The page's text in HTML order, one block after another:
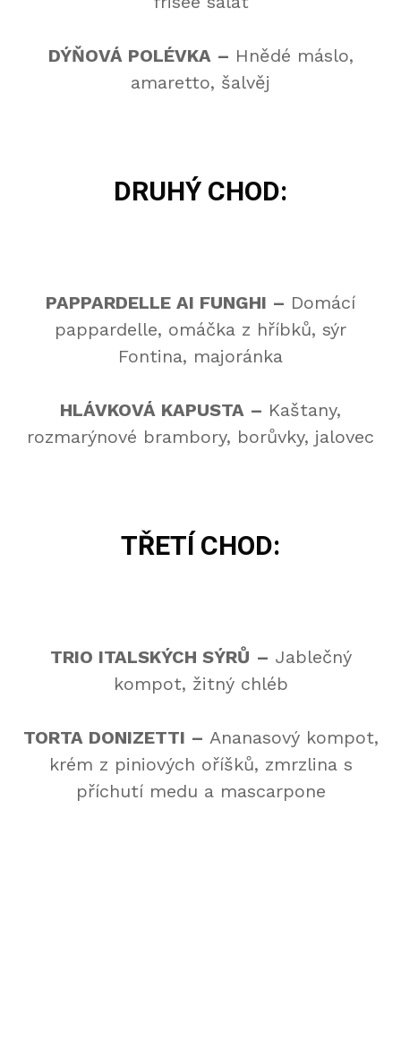
DÝŇOVÁ POLÉVKA – Hnědé máslo,
amaretto, šalvěj
DRUHÝ CHOD:
PAPPARDELLE AI FUNGHI – Domácí
pappardelle, omáčka z hříbků, sýr
Fontina, majoránka
HLÁVKOVÁ KAPUSTA – Kaštany,
rozmarýnové brambory, borůvky, jalovec
TŘETÍ CHOD:
TRIO ITALSKÝCH SÝRŮ – Jablečný
kompot, žitný chléb
TORTA DONIZETTI – Ananasový kompot,
krém z piniových oříšků, zmrzlina s
příchutí medu a mascarpone